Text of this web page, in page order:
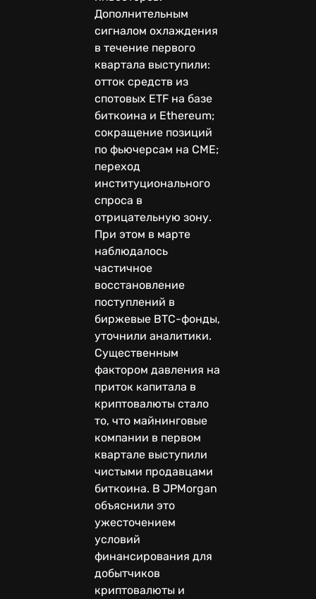
Дополнительным
сигналом охлаждения
в течение первого
квартала выступили:
отток средств из
спотовых ETF на базе
биткоина и Ethereum;
сокращение позиций
по фьючерсам на CME;
переход
институционального
спроса в
отрицательную зону.
При этом в марте
наблюдалось
частичное
восстановление
поступлений в
биржевые BTC-фонды,
уточнили аналитики.
Существенным
фактором давления на
приток капитала в
криптовалюты стало
то, что майнинговые
компании в первом
квартале выступили
чистыми продавцами
биткоина. В JPMorgan
объяснили это
ужесточением
условий
финансирования для
добытчиков
криптовалюты и